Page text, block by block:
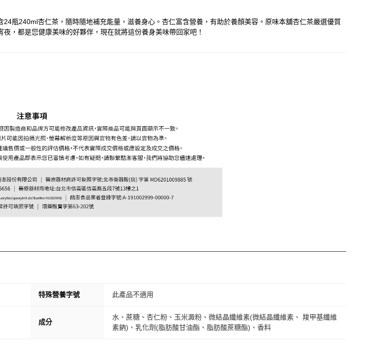
瓶240ml杏仁茶，隨時隨地補充能量，滋養身心。杏仁富含營養，有助於養顏美容。原味本舖杏仁茶嚴選優質
，都是您健康美味的好夥伴，現在就將這份養身美味帶回家吧！
特殊營養字號 此產品不適用
成分
水、蔗糖、杏仁粉、玉米澱粉、微結晶纖維素(微結晶纖維素、 羧甲基纖維
素鈉)、乳化劑(脂肪酸甘油酯、脂肪酸蔗糖酯)、香料